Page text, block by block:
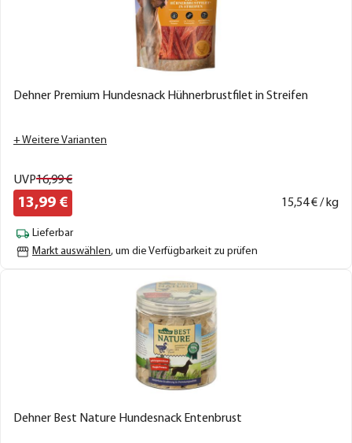
Dehner Premium Hundesnack Hühnerbrustfilet in Streifen
+ Weitere Varianten
UVP16,99€
13,99 € 15,54€ / kg
Lieferbar
Markt auswählen, um die Verfügbarkeit zu prüfen
Dehner Best Nature Hundesnack Entenbrust